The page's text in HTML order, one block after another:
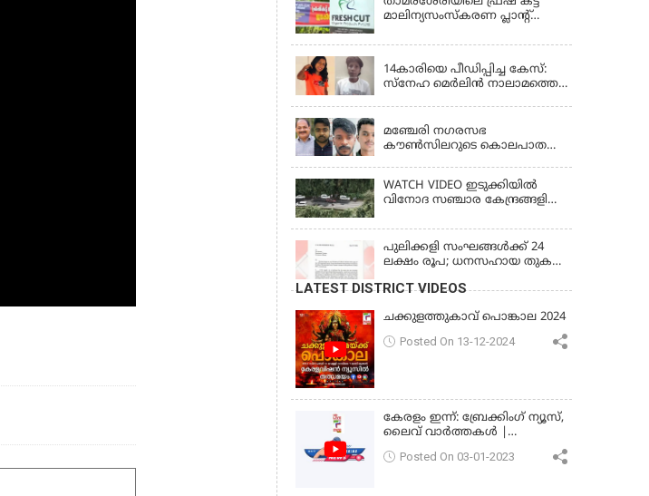
ഡ്രൈവർ മരിച്ചു, രണ്ട്
കുട്ടികൾക്ക് പരിക്ക്
മാലിന്യസംസ്കരണ പ്ലാന്റ്
14കാരിയെ പീഡിപ്പിച്ച കേസ്:
സ്നേഹ മെർലിൻ നാലാമത്തെ
മഞ്ചേരി നഗരസഭ
കൗൺസിലറുടെ കൊലപാതകം:
WATCH VIDEO ഇടുക്കിയിൽ
വിനോദ സഞ്ചാര കേന്ദ്രങ്ങളിലെ
പുലിക്കളി സംഘങ്ങള്‍ക്ക് 24
ലക്ഷം രൂപ; ധനസഹായ തുക
LATEST DISTRICT VIDEOS
ചക്കുളത്തുകാവ് പൊങ്കാല 2024
Posted On 13-12-2024
കേരളം ഇന്ന്: ബ്രേക്കിംഗ് ന്യൂസ്,
ലൈവ് വാർത്തകൾ |
Posted On 03-01-2023